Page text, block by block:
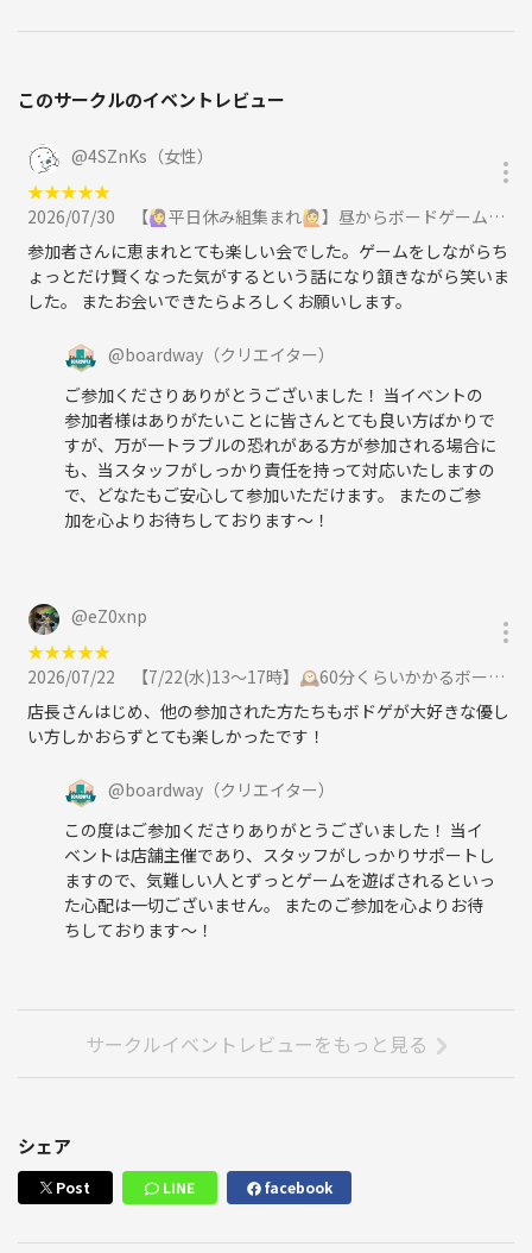
このサークルのイベントレビュー
@4SZnKs（女性）
★★★★★
2026/07/30
【🙋‍♀️平日休み組集まれ🙋】昼からボードゲーム会🎲【🎉初心者歓迎🎉】に参加
参加者さんに恵まれとても楽しい会でした。ゲームをしながらち
ょっとだけ賢くなった気がするという話になり頷きながら笑いま
した。 またお会いできたらよろしくお願いします。
@boardway （クリエイター）
ご参加くださりありがとうございました！ 当イベントの
参加者様はありがたいことに皆さんとても良い方ばかりで
すが、万が一トラブルの恐れがある方が参加される場合に
も、当スタッフがしっかり責任を持って対応いたしますの
で、どなたもご安心して参加いただけます。 またのご参
加を心よりお待ちしております〜！
@eZ0xnp
★★★★★
2026/07/22
【7/22(水)13〜17時】🕰️60分くらいかかるボードゲーム🎲をわかりやすく遊ぶ会🎈【初心者大歓迎🎉】に参加
店長さんはじめ、他の参加された方たちもボドゲが大好きな優し
い方しかおらずとても楽しかったです！
@boardway （クリエイター）
この度はご参加くださりありがとうございました！ 当イ
ベントは店舗主催であり、スタッフがしっかりサポートし
ますので、気難しい人とずっとゲームを遊ばされるといっ
た心配は一切ございません。 またのご参加を心よりお待
ちしております〜！
サークルイベントレビューをもっと見る
シェア
Post LINE facebook